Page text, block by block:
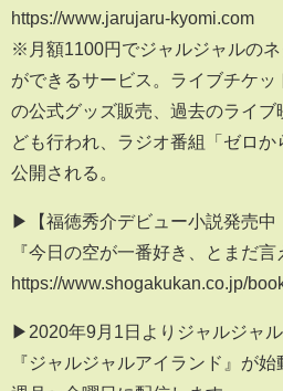
https://www.jarujaru-kyomi.com
※月額1100円でジャルジャルの
ができるサービス。ライブチケ
の公式グッズ販売、過去のライ
ども行われ、ラジオ番組「ゼロ
公開される。
▶【福徳秀介デビュー小説発売中
『今日の空が一番好き、とまだ言
https://www.shogakukan.co.jp/
▶2020年9月1日よりジャルジャ
『ジャルジャルアイランド』が